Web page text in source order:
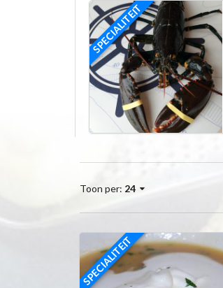
SPECIALITEIT
Toon per: 24
SPECIALITEIT